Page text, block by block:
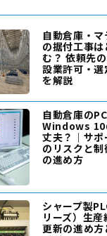
自動倉庫・
の据付工事
む？ 依頼先
設業許可・
を解説
自動倉庫の
Windows 10
丈夫？｜サ
のリスクと
の進め方
シャープ製
リーズ）生
更新の進め